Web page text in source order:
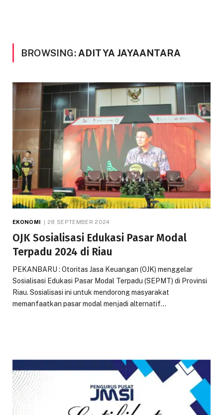
BROWSING: ADITYA JAYAANTARA
EKONOMI 28 SEPTEMBER 2024
OJK Sosialisasi Edukasi Pasar Modal
Terpadu 2024 di Riau
PEKANBARU : Otoritas Jasa Keuangan (OJK) menggelar
Sosialisasi Edukasi Pasar Modal Terpadu (SEPMT) di Provinsi
Riau. Sosialisasi ini untuk mendorong masyarakat
memanfaatkan pasar modal menjadi alternatif…